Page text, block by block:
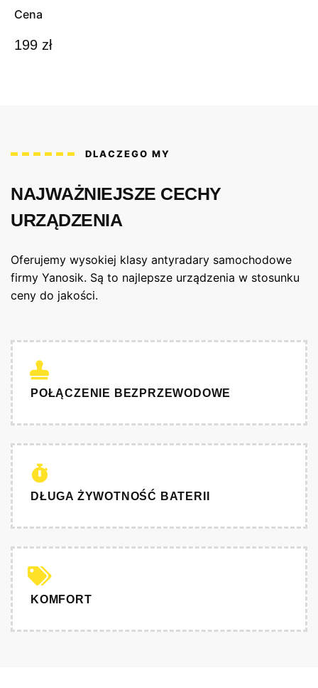
Cena
199 zł
DLACZEGO MY
NAJWAŻNIEJSZE CECHY
URZĄDZENIA
Oferujemy wysokiej klasy antyradary samochodowe
firmy Yanosik. Są to najlepsze urządzenia w stosunku
ceny do jakości.
POŁĄCZENIE BEZPRZEWODOWE
DŁUGA ŻYWOTNOŚĆ BATERII
KOMFORT